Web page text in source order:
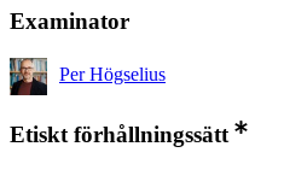
Examinator
Per Högselius
Etiskt förhållningssätt